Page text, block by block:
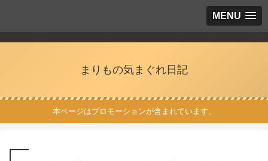
MENU
まりもの気まぐれ日記
本ページはプロモーションが含まれています。